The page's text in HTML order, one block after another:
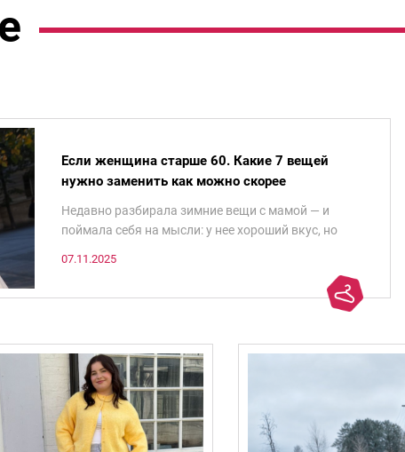
Если женщина старше 60. Какие 7 вещей
нужно заменить как можно скорее
Недавно разбирала зимние вещи с мамой — и
поймала себя на мысли: у нее хороший вкус, но
лет.И проблема не в том, что они вышли из моды.
Вовсе нет.Проблема в том, что сама мода сделала
стала выше, крой жакета — свободнее, а фактура
свитера — лаконичнее.
07.11.2025